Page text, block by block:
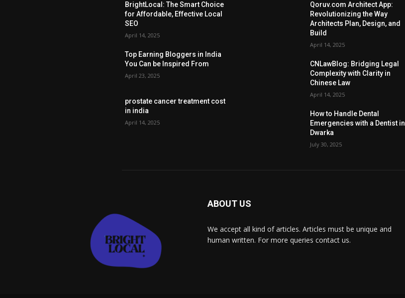
BrightLocal: The Smart Choice
for Affordable, Effective Local
SEO
April 14, 2025
Top Earning Bloggers in India
You Can be Inspired From
April 23, 2025
prostate cancer treatment cost
in india
April 14, 2025
Qoruv.com Architect App:
Revolutionizing the Way
Architects Plan, Design, and
Build
April 14, 2025
CNLawBlog: Bridging Legal
Complexity with Clarity in
Chinese Law
April 14, 2025
How to Handle Dental
Emergencies with a Dentist in
Dwarka
July 30, 2025
ABOUT US
We accept all kind of articles. Articles must be unique and
human written. For more queries contact us.